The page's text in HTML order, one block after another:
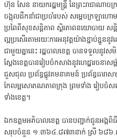
ហ៊ុន សែន នាយករដ្ឋមន្ត្រី នៃព្រះរាជាណាច
ចង្អុលដឹកនាំជាប្រចាំរបស់ សម្ដេចក្រឡាហ
ប្រពៃពីសុខសន្តិភាព ស្ថិរភាពនយោបាយ សន្
ល្អប្រសើរតាមរយៈការអនុវត្តយ៉ាងខ្ជាប់ខ្
ជាមួយគ្នានេះ រដ្ឋបាលខេត្ត បានទទួលនូវ
ស្តែងខេត្តបានរៀបចំកសាងនូវហេដ្ឋារចនា
ជួសជុល ប្រព័ន្ធផ្លូវគមនាគមន៍ ប្រព័ន្ធធារា
កែលម្អសោភណភាពក្រុង ព្រមទាំង រៀបចំសណ្
ទាំងខេត្ត។
ឯកឧត្តមអភិបាលខេត្ត បានបញ្ជាក់ជូនអង្គពិ
សរុបចំនួន ១.៣៦៤.៨៧៣នាក់ ស្រី ៦៨៦.